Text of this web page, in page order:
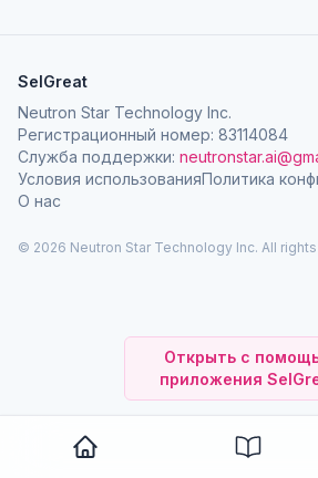
Открыть с
приложения
SelGreat
Neutron Star Technology Inc.
Регистрационный номер: 83114084
Служба поддержки:
Условия использованияПолитика
О нас
© 2026 Neutron Star Technology Inc. All